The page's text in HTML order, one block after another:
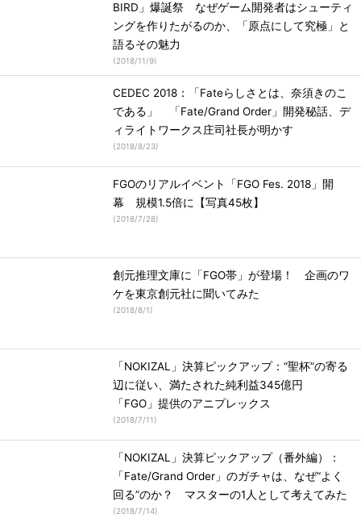
BIRD」爆誕祭 なぜゲーム開発者はシューティ
ングを作りたがるのか、「原点にして究極」と
語るその魅力
(2018/11/9)
CEDEC 2018：「Fateらしさとは、奈須きのこ
である」 「Fate/Grand Order」開発秘話、デ
ィライトワークス庄司社長が明かす
(2018/8/23)
FGOのリアルイベント「FGO Fes. 2018」開
幕 規模1.5倍に【写真45枚】
(2018/7/28)
創元推理文庫に「FGO帯」が登場！ 企画のワ
ケを東京創元社に聞いてみた
(2018/8/1)
「NOKIZAL」決算ピックアップ：“聖杯”の寄る
辺に従い、満たされた純利益345億円
「FGO」提供のアニプレックス
(2018/7/11)
「NOKIZAL」決算ピックアップ（番外編）：
「Fate/Grand Order」のガチャは、なぜ“よく
回る”のか？ マスターの1人として考えてみた
(2018/7/14)